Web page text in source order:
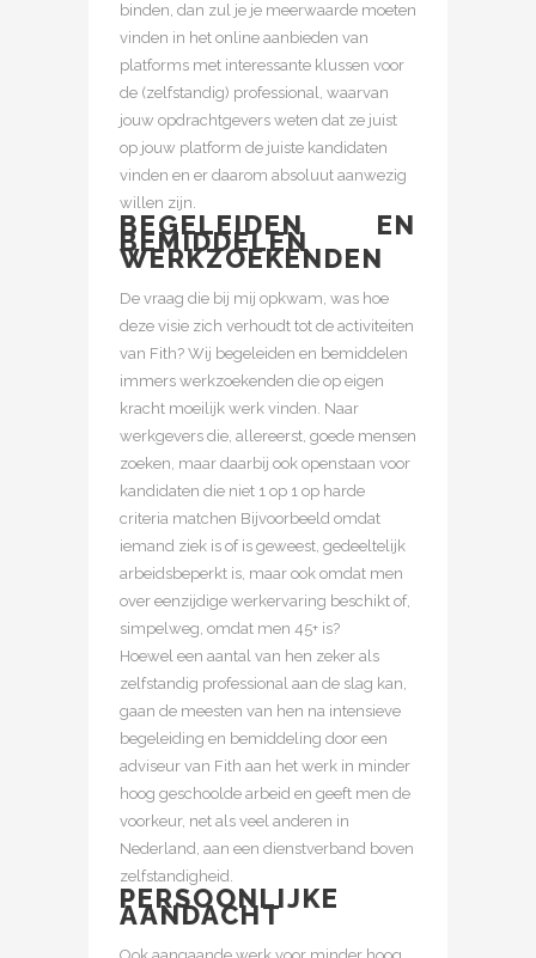
binden, dan zul je je meerwaarde moeten
vinden in het online aanbieden van
platforms met interessante klussen voor
de (zelfstandig) professional, waarvan
jouw opdrachtgevers weten dat ze juist
op jouw platform de juiste kandidaten
vinden en er daarom absoluut aanwezig
willen zijn.
BEGELEIDEN EN
BEMIDDELEN
WERKZOEKENDEN
De vraag die bij mij opkwam, was hoe
deze visie zich verhoudt tot de activiteiten
van Fith? Wij begeleiden en bemiddelen
immers werkzoekenden die op eigen
kracht moeilijk werk vinden. Naar
werkgevers die, allereerst, goede mensen
zoeken, maar daarbij ook openstaan voor
kandidaten die niet 1 op 1 op harde
criteria matchen Bijvoorbeeld omdat
iemand ziek is of is geweest, gedeeltelijk
arbeidsbeperkt is, maar ook omdat men
over eenzijdige werkervaring beschikt of,
simpelweg, omdat men 45+ is?
Hoewel een aantal van hen zeker als
zelfstandig professional aan de slag kan,
gaan de meesten van hen na intensieve
begeleiding en bemiddeling door een
adviseur van Fith aan het werk in minder
hoog geschoolde arbeid en geeft men de
voorkeur, net als veel anderen in
Nederland, aan een dienstverband boven
zelfstandigheid.
PERSOONLIJKE
AANDACHT